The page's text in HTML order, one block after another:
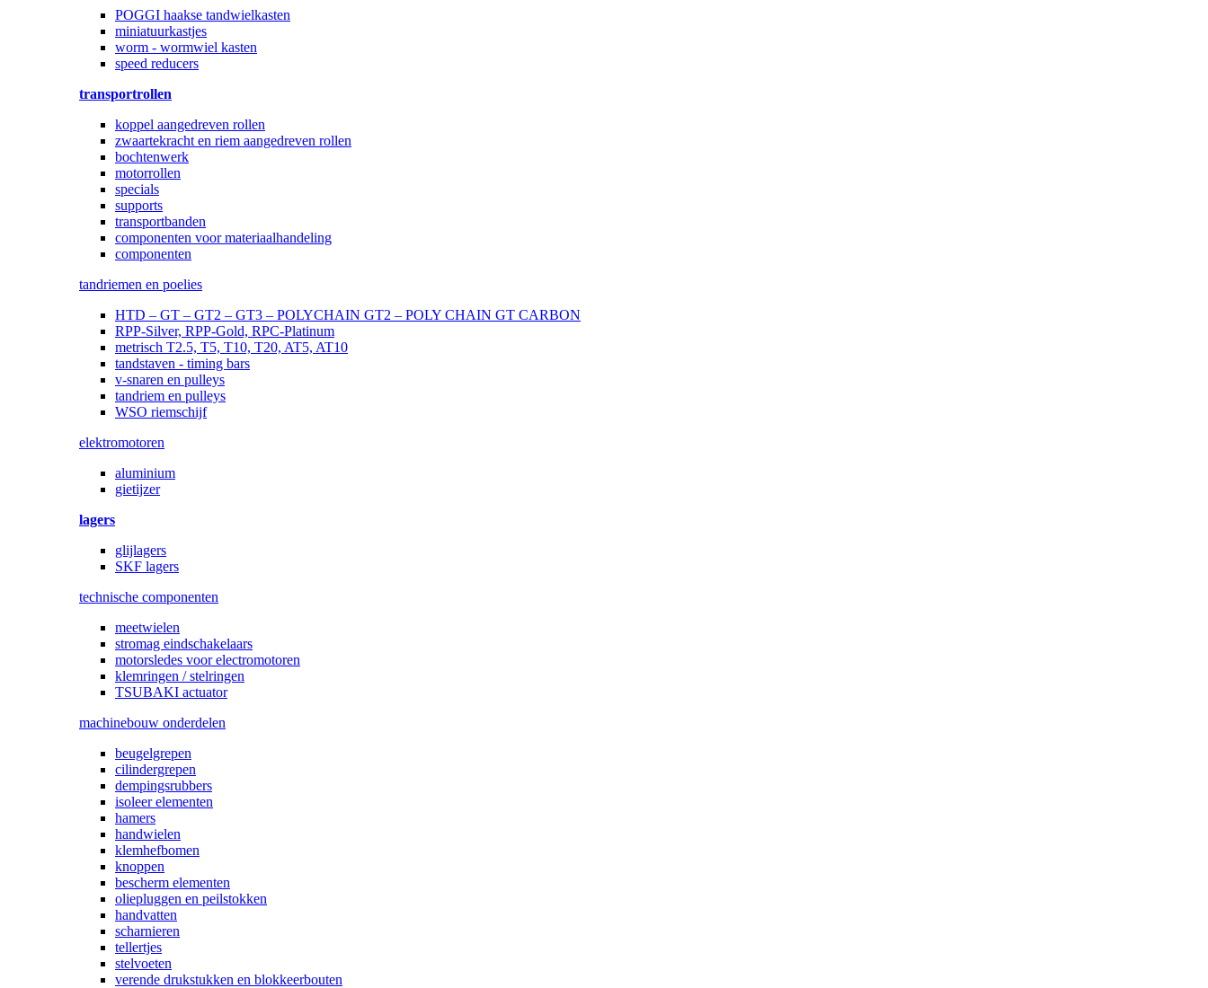
POGGI haakse tandwielkasten
miniatuurkastjes
worm - wormwiel kasten
speed reducers
transportrollen
koppel aangedreven rollen
zwaartekracht en riem aangedreven rollen
bochtenwerk
motorrollen
specials
supports
transportbanden
componenten voor materiaalhandeling
componenten
tandriemen en poelies
HTD – GT – GT2 – GT3 – POLYCHAIN GT2 – POLY CHAIN GT CARBON
RPP-Silver, RPP-Gold, RPC-Platinum
metrisch T2.5, T5, T10, T20, AT5, AT10
tandstaven - timing bars
v-snaren en pulleys
tandriem en pulleys
WSO riemschijf
elektromotoren
aluminium
gietijzer
lagers
glijlagers
SKF lagers
technische componenten
meetwielen
stromag eindschakelaars
motorsledes voor electromotoren
klemringen / stelringen
TSUBAKI actuator
machinebouw onderdelen
beugelgrepen
cilindergrepen
dempingsrubbers
isoleer elementen
hamers
handwielen
klemhefbomen
knoppen
bescherm elementen
oliepluggen en peilstokken
handvatten
scharnieren
tellertjes
stelvoeten
verende drukstukken en blokkeerbouten